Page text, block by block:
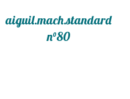
aiguil.mach.standard
n°80